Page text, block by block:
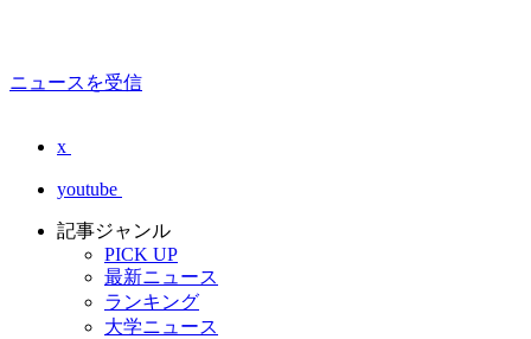
ニュースを受信
x
youtube
記事ジャンル
PICK UP
最新ニュース
ランキング
大学ニュース